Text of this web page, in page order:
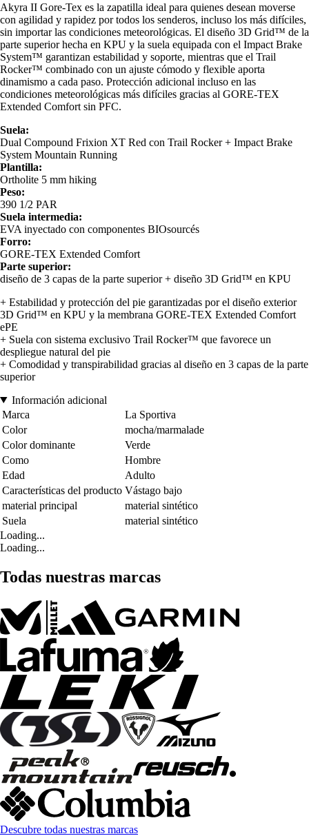
Akyra II Gore-Tex es la zapatilla ideal para quienes desean moverse
con agilidad y rapidez por todos los senderos, incluso los más difíciles,
sin importar las condiciones meteorológicas. El diseño 3D Grid™ de la
parte superior hecha en KPU y la suela equipada con el Impact Brake
System™ garantizan estabilidad y soporte, mientras que el Trail
Rocker™ combinado con un ajuste cómodo y flexible aporta
dinamismo a cada paso. Protección adicional incluso en las
condiciones meteorológicas más difíciles gracias al GORE-TEX
Extended Comfort sin PFC.
Suela:
Dual Compound Frixion XT Red con Trail Rocker + Impact Brake
System Mountain Running
Plantilla:
Ortholite 5 mm hiking
Peso:
390 1/2 PAR
Suela intermedia:
EVA inyectado con componentes BIOsourcés
Forro:
GORE-TEX Extended Comfort
Parte superior:
diseño de 3 capas de la parte superior + diseño 3D Grid™ en KPU
+ Estabilidad y protección del pie garantizadas por el diseño exterior
3D Grid™ en KPU y la membrana GORE-TEX Extended Comfort
ePE
+ Suela con sistema exclusivo Trail Rocker™ que favorece un
despliegue natural del pie
+ Comodidad y transpirabilidad gracias al diseño en 3 capas de la parte
superior
Información adicional
Marca
La Sportiva
Color
mocha/marmalade
Color dominante
Verde
Como
Hombre
Edad
Adulto
Características del producto Vástago bajo
material principal
material sintético
Suela
material sintético
Loading...
Loading...
Todas nuestras marcas
Descubre todas nuestras marcas